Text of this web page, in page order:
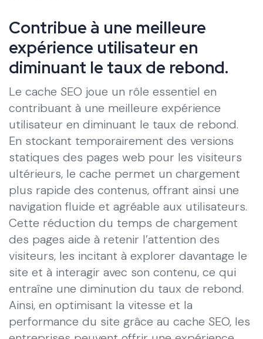
Contribue à une meilleure
expérience utilisateur en
diminuant le taux de rebond.
Le cache SEO joue un rôle essentiel en
contribuant à une meilleure expérience
utilisateur en diminuant le taux de rebond.
En stockant temporairement des versions
statiques des pages web pour les visiteurs
ultérieurs, le cache permet un chargement
plus rapide des contenus, offrant ainsi une
navigation fluide et agréable aux utilisateurs.
Cette réduction du temps de chargement
des pages aide à retenir l’attention des
visiteurs, les incitant à explorer davantage le
site et à interagir avec son contenu, ce qui
entraîne une diminution du taux de rebond.
Ainsi, en optimisant la vitesse et la
performance du site grâce au cache SEO, les